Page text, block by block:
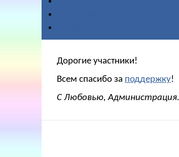
Дорогие участники!
Всем спасибо за поддержку!
С Любовью, Администрация.